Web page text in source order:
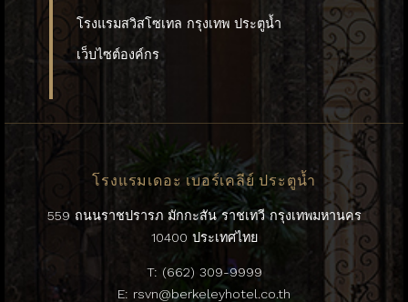
โรงแรมสวิสโซเทล กรุงเทพ ประตูน้ำ
เว็บไซต์องค์กร
โรงแรมเดอะ เบอร์เคลีย์ ประตูน้ำ
559 ถนนราชปรารภ มักกะสัน ราชเทวี กรุงเทพมหานคร
10400 ประเทศไทย
T: (662) 309-9999
E: rsvn@berkeleyhotel.co.th